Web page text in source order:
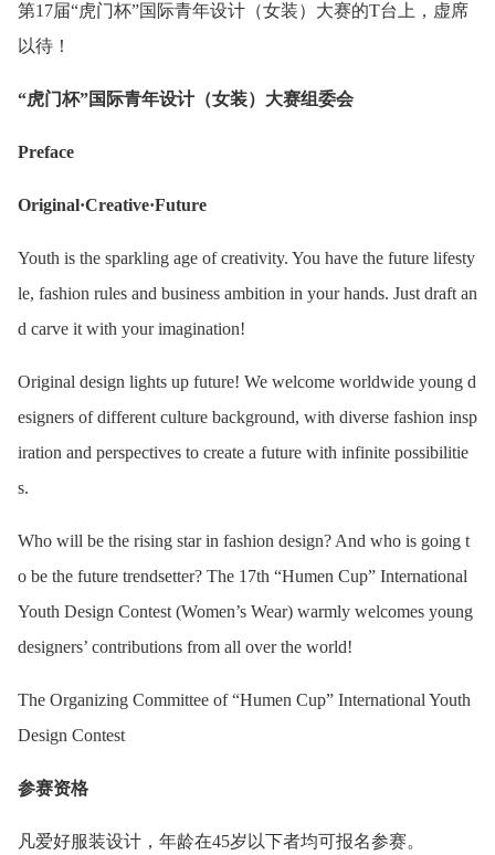
第17届“虎门杯”国际青年设计（女装）大赛的T台上，虚席
以待！
“虎门杯”国际青年设计（女装）大赛组委会
Preface
Original·Creative·Future
Youth is the sparkling age of creativity. You have the future lifesty
le, fashion rules and business ambition in your hands. Just draft an
d carve it with your imagination!
Original design lights up future! We welcome worldwide young d
esigners of different culture background, with diverse fashion insp
iration and perspectives to create a future with infinite possibilitie
s.
Who will be the rising star in fashion design? And who is going t
o be the future trendsetter? The 17th “Humen Cup” International
Youth Design Contest (Women’s Wear) warmly welcomes young
designers’ contributions from all over the world!
The Organizing Committee of “Humen Cup” International Youth
Design Contest
参赛资格
凡爱好服装设计，年龄在45岁以下者均可报名参赛。